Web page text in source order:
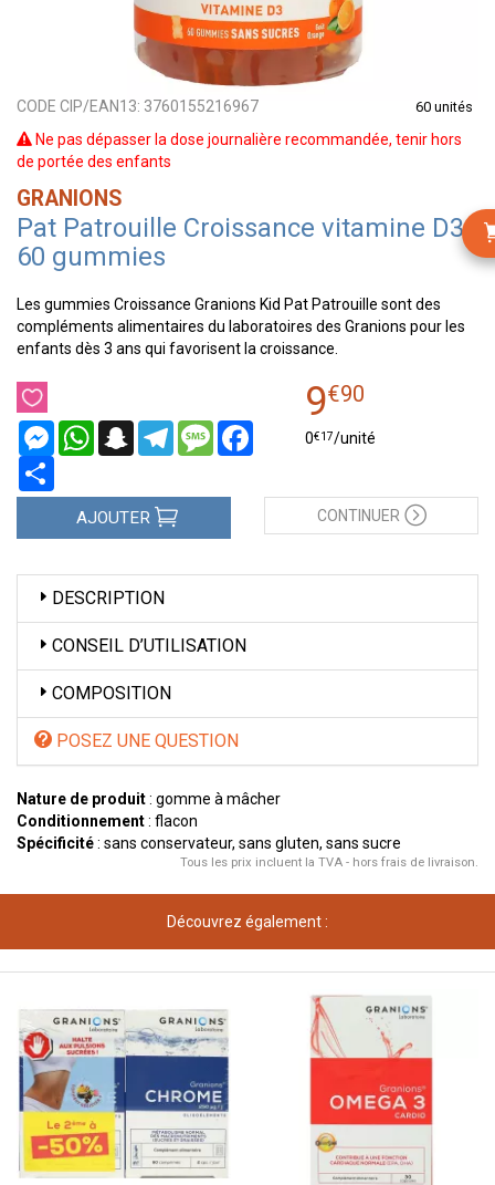
CODE CIP/EAN13: 3760155216967 60 unités
Ne pas dépasser la dose journalière recommandée, tenir hors
de portée des enfants
GRANIONS
Pat Patrouille Croissance vitamine D3
60 gummies
Les gummies Croissance Granions Kid Pat Patrouille sont des
compléments alimentaires du laboratoires des Granions pour les
enfants dès 3 ans qui favorisent la croissance.
MessengerWhatsAppSnapchatTelegramMessageFacebook
9€90
0€17/unité
AJOUTER CONTINUER
DESCRIPTION
CONSEIL D’UTILISATION
COMPOSITION
POSEZ UNE QUESTION
Nature de produit: gomme à mâcher
Conditionnement: flacon
Spécificité: sans conservateur, sans gluten, sans sucre
Tous les prix incluent la TVA - hors frais de livraison.
Découvrez également :